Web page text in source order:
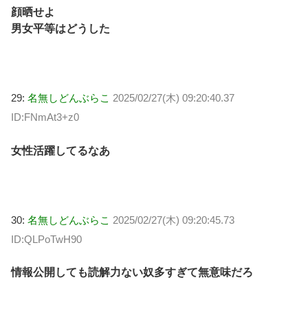
顔晒せよ
男女平等はどうした
29: 名無しどんぶらこ 2025/02/27(木) 09:20:40.37
ID:FNmAt3+z0
女性活躍してるなあ
30: 名無しどんぶらこ 2025/02/27(木) 09:20:45.73
ID:QLPoTwH90
情報公開しても読解力ない奴多すぎて無意味だろ